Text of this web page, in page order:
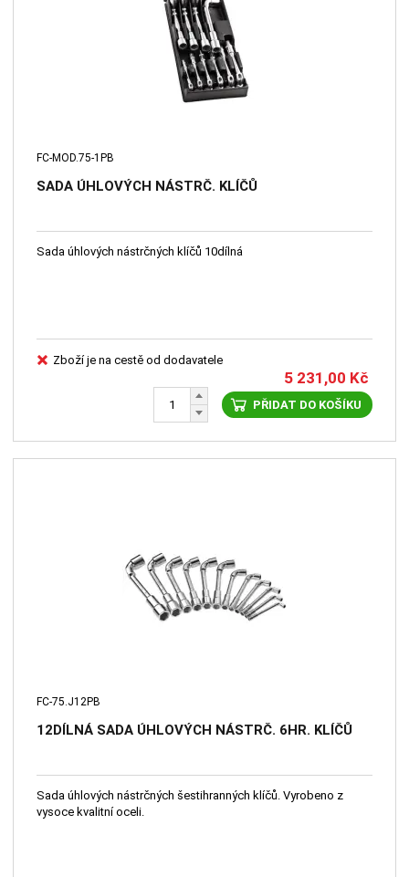
FC-MOD.75-1PB
SADA ÚHLOVÝCH NÁSTRČ. KLÍČŮ
Sada úhlových nástrčných klíčů 10dílná
Zboží je na cestě od dodavatele
5 231,00 Kč
PŘIDAT DO KOŠÍKU
FC-75.J12PB
12DÍLNÁ SADA ÚHLOVÝCH NÁSTRČ. 6HR. KLÍČŮ
Sada úhlových nástrčných šestihranných klíčů. Vyrobeno z
vysoce kvalitní oceli.